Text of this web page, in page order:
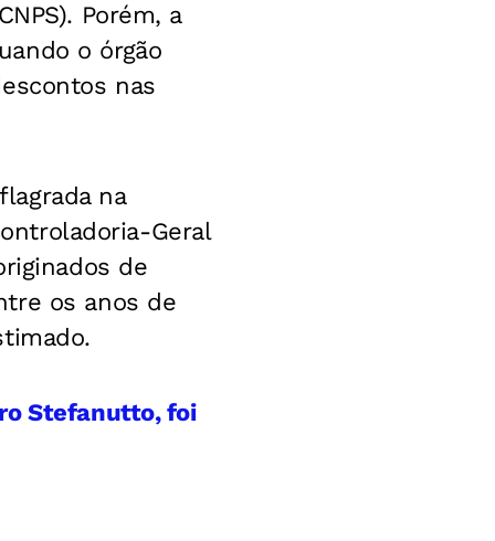
Porém, a
o órgão
nas
na
Geral
de
os anos de
Stefanutto, foi